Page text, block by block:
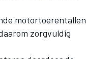
motortoerentallen
zorgvuldig